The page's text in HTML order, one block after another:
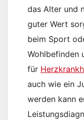
das Alter und
guter Wert
beim Sport
Wohlbefinden
für
auch wie ein
werden kann